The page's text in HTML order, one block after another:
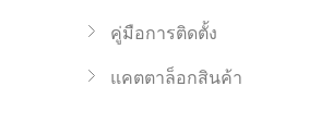
คู่มือการติดตั้ง
แคตตาล็อกสินค้า